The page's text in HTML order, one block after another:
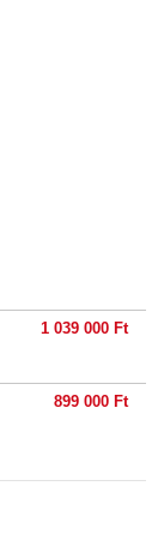
1 039 000 Ft
899 000 Ft